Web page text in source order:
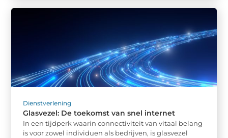
Dienstverlening
Glasvezel: De toekomst van snel internet
In een tijdperk waarin connectiviteit van vitaal belang
is voor zowel individuen als bedrijven, is glasvezel